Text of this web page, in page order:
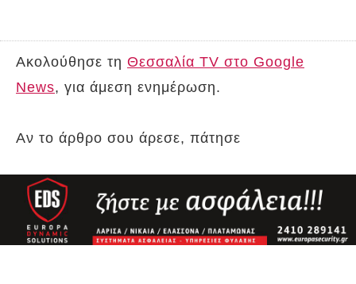
Ακολούθησε τη Θεσσαλία TV στο Google
News, για άμεση ενημέρωση.
Αν το άρθρο σου άρεσε, πάτησε